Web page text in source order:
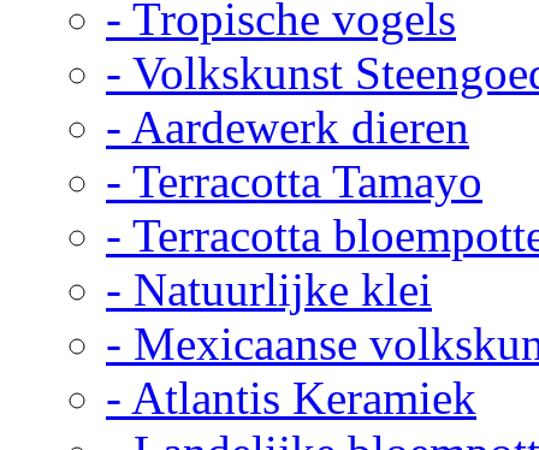
- Tropische vogels
- Volkskunst
- Aardewerk dieren
- Terracotta Tamayo
- Terracotta
- Natuurlijke klei
- Mexicaanse
- Atlantis Keramiek